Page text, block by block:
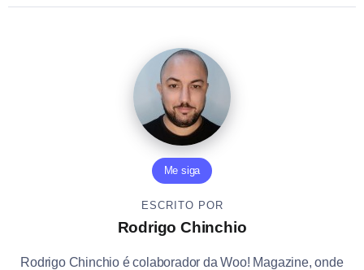
Me siga
ESCRITO POR
Rodrigo Chinchio
Rodrigo Chinchio é colaborador da Woo! Magazine, onde